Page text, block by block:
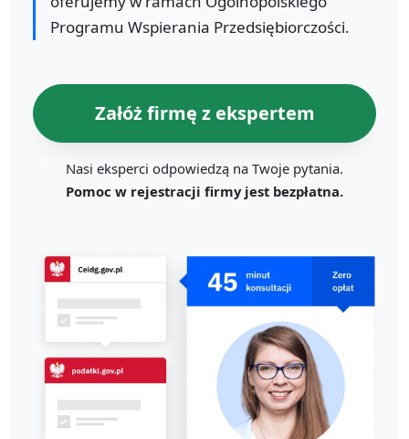
Programu Wspierania Przedsiębiorczości.
Załóż firmę z ekspertem
Nasi eksperci odpowiedzą na Twoje pytania.
Pomoc w rejestracji firmy jest bezpłatna.